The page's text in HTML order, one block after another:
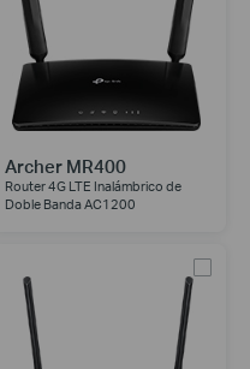
Archer MR400
Router 4G LTE Inalámbrico de
Doble Banda AC1200